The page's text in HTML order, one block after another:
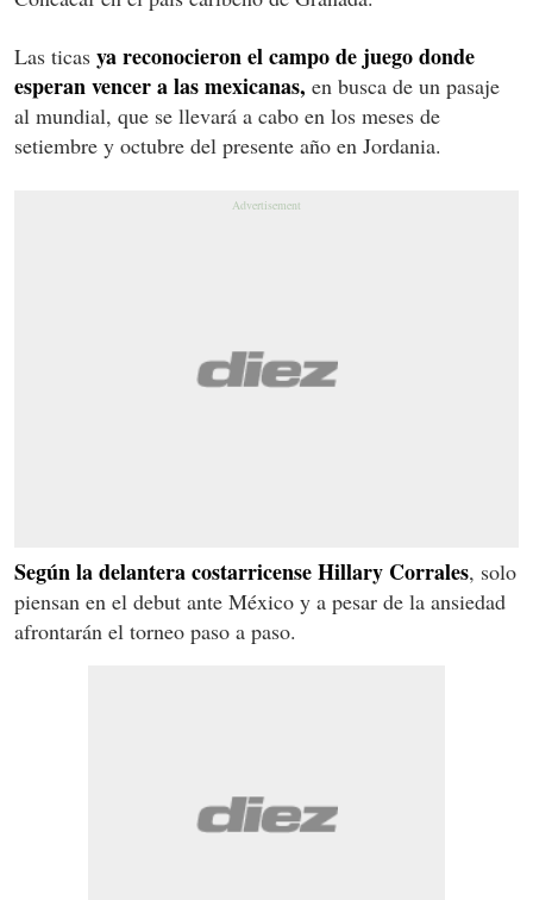
Las ticas ya reconocieron el campo de juego donde
esperan vencer a las mexicanas, en busca de un pasaje
al mundial, que se llevará a cabo en los meses de
setiembre y octubre del presente año en Jordania.
Según la delantera costarricense Hillary Corrales, solo
piensan en el debut ante México y a pesar de la ansiedad
afrontarán el torneo paso a paso.